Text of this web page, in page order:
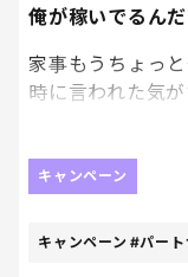
俺が稼いでるんだ
家事もうちょっ
時に言われた気が
本当に悔しかった
いつか見返して
キャンペーン
キャンペーン #パート